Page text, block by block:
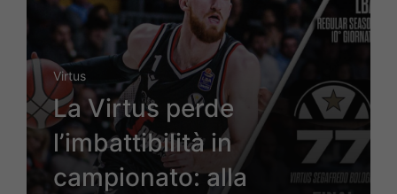
Virtus
La Virtus perde
l’imbattibilità in
campionato: alla